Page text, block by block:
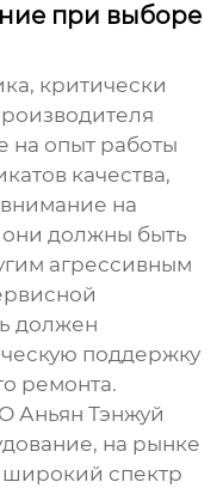
при выборе
критически
на опыт работы
качества,
на
должны быть
агрессивным
должен
поддержку
ремонта.
Аньян Тэнжуй
на рынке
широкий спектр